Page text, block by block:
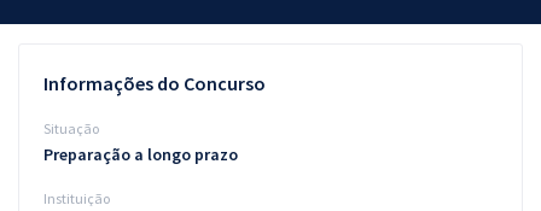
Questões grátis
Informações do Concurso
Situação
Preparação a longo prazo
Instituição